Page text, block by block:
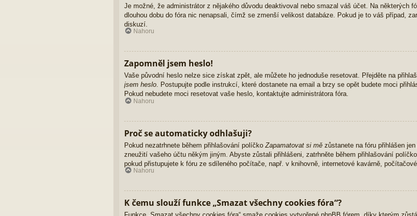
Je možné, že administrátor z nějakého důvodu deaktivoval nebo smazal váš účet. Na některých
dlouhou dobu do fóra nic nenapsali, čímž se zmenší velikost databáze. Pokud je to váš případ,
diskuzí.
Nahoru
Zapomněl jsem heslo!
Vaše původní heslo nelze sice získat zpět, ale můžete ho jednoduše resetovat. Přejděte na
jsem heslo. Postupujte podle instrukcí, které dostanete na email a brzy se opět budete moci
Pokud nebudete moci resetovat vaše heslo, kontaktujte administrátora fóra.
Nahoru
Proč se automaticky odhlašuji?
Pokud nezatrhnete během přihlašování políčko Zapamatovat si mě zůstanete na fóru přihlášen
zneužití vašeho účtu někým jiným. Abyste zůstali přihlášeni, zatrhněte během přihlašování políčko
pokud přistupujete k fóru ze sdíleného počítače, např. v knihovně, internetové kavárně, počítačové
Nahoru
K čemu slouží funkce „Smazat všechny cookies fóra“?